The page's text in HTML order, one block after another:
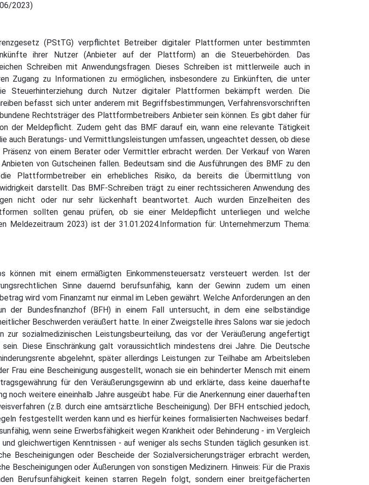
2023)
(PStTG) verpflichtet Betreiber digitaler Plattformen unter bestimmten
ihrer Nutzer (Anbieter auf der Plattform) an die Steuerbehörden. Das
Schreiben mit Anwendungsfragen. Dieses Schreiben ist mittlerweile auch in
Zugang zu Informationen zu ermöglichen, insbesondere zu Einkünften, die unter
Steuerhinterziehung durch Nutzer digitaler Plattformen bekämpft werden. Die
befasst sich unter anderem mit Begriffsbestimmungen, Verfahrensvorschriften
Rechtsträger des Plattformbetreibers Anbieter sein können. Es gibt daher für
der Meldepflicht. Zudem geht das BMF darauf ein, wann eine relevante Tätigkeit
auch Beratungs- und Vermittlungsleistungen umfassen, ungeachtet dessen, ob diese
von einem Berater oder Vermittler erbracht werden. Der Verkauf von Waren
von Gutscheinen fallen. Bedeutsam sind die Ausführungen des BMF zu den
Plattformbetreiber ein erhebliches Risiko, da bereits die Übermittlung von
darstellt. Das BMF-Schreiben trägt zu einer rechtssicheren Anwendung des
nicht oder nur sehr lückenhaft beantwortet. Auch wurden Einzelheiten des
sollten genau prüfen, ob sie einer Meldepflicht unterliegen und welche
2023) ist der 31.01.2024.Information für: Unternehmerzum Thema:
können mit einem ermäßigten Einkommensteuersatz versteuert werden. Ist der
Sinne dauernd berufsunfähig, kann der Gewinn zudem um einen
wird vom Finanzamt nur einmal im Leben gewährt. Welche Anforderungen an den
der Bundesfinanzhof (BFH) in einem Fall untersucht, in dem eine selbständige
Beschwerden veräußert hatte. In einer Zweigstelle ihres Salons war sie jedoch
sozialmedizinischen Leistungsbeurteilung, das vor der Veräußerung angefertigt
Diese Einschränkung galt voraussichtlich mindestens drei Jahre. Die Deutsche
abgelehnt, später allerdings Leistungen zur Teilhabe am Arbeitsleben
Frau eine Bescheinigung ausgestellt, wonach sie ein behinderter Mensch mit einem
für den Veräußerungsgewinn ab und erklärte, dass keine dauerhafte
noch weitere eineinhalb Jahre ausgeübt habe. Für die Anerkennung einer dauerhaften
(z.B. durch eine amtsärztliche Bescheinigung). Der BFH entschied jedoch,
festgestellt werden kann und es hierfür keines formalisierten Nachweises bedarf.
wenn seine Erwerbsfähigkeit wegen Krankheit oder Behinderung - im Vergleich
gleichwertigen Kenntnissen - auf weniger als sechs Stunden täglich gesunken ist.
Bescheinigungen oder Bescheide der Sozialversicherungsträger erbracht werden,
Bescheinigungen oder Äußerungen von sonstigen Medizinern. Hinweis: Für die Praxis
Berufsunfähigkeit keinen starren Regeln folgt, sondern einer breitgefächerten